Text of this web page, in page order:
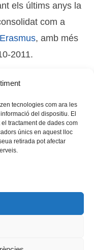
tecnologies com ara les
del dispositiu. El
tractament de dades com
únics en aquest lloc
retirada pot afectar
els últims anys la
com a
, amb més
2011.
d'Universitats